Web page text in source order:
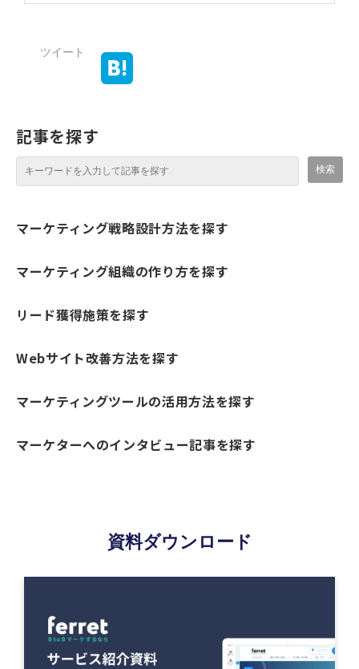
ツイート
記事を探す
マーケティング戦略設計方法を探す
マーケティング組織の作り方を探す
リード獲得施策を探す
Webサイト改善方法を探す
マーケティングツールの活用方法を探す
マーケターへのインタビュー記事を探す
資料ダウンロード